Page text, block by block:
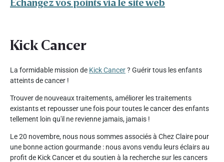
Kick Cancer
La formidable mission de Kick Cancer? Guérir tous les enfants
atteints de cancer !
Trouver de nouveaux traitements, améliorer les traitements
existants et repousser une fois pour toutes le cancer des enfants
tellement loin qu'il ne revienne jamais, jamais !
Le 20 novembre, nous nous sommes associés à Chez Claire pour
une bonne action gourmande : nous avons vendu leurs éclairs au
profit de Kick Cancer et du soutien à la recherche sur les cancers